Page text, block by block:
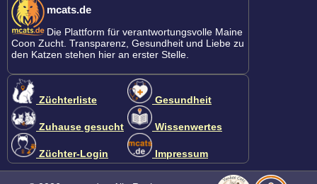
mcats.de
Die Plattform für verantwortungsvolle Maine
Coon Zucht. Transparenz, Gesundheit und Liebe zu
den Katzen stehen hier an erster Stelle.
Züchterliste
Zuhause gesucht
Züchter-Login
Gesundheit
Wissenwertes
Impressum